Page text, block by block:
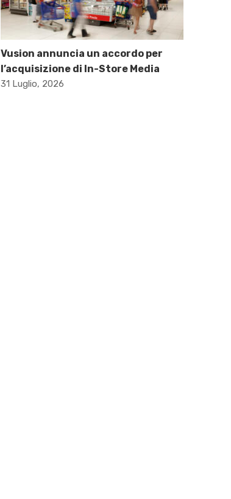
Vusion annuncia un accordo per
l’acquisizione di In-Store Media
31 Luglio, 2026